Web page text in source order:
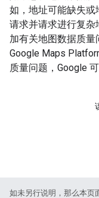
如，地址可能缺失
请求并请求进行复
加有关地图数据质量
Google Maps
质量问题，Google
如未另行说明，那么本页